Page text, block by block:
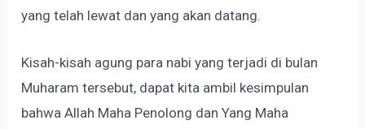
yang telah lewat dan yang akan datang.
Kisah-kisah agung para nabi yang terjadi di bulan
Muharam tersebut, dapat kita ambil kesimpulan
bahwa Allah Maha Penolong dan Yang Maha